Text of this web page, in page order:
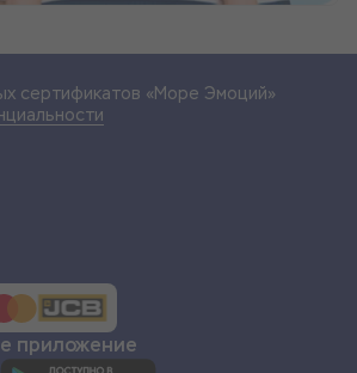
сертификатов «Море Эмоций»
приложение